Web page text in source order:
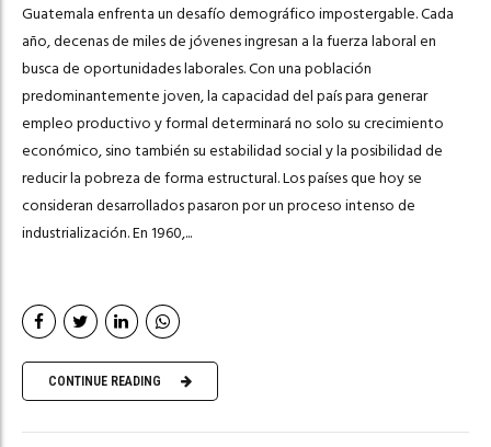
Guatemala enfrenta un desafío demográfico impostergable. Cada
año, decenas de miles de jóvenes ingresan a la fuerza laboral en
busca de oportunidades laborales. Con una población
predominantemente joven, la capacidad del país para generar
empleo productivo y formal determinará no solo su crecimiento
económico, sino también su estabilidad social y la posibilidad de
reducir la pobreza de forma estructural. Los países que hoy se
consideran desarrollados pasaron por un proceso intenso de
industrialización. En 1960,...
CONTINUE READING